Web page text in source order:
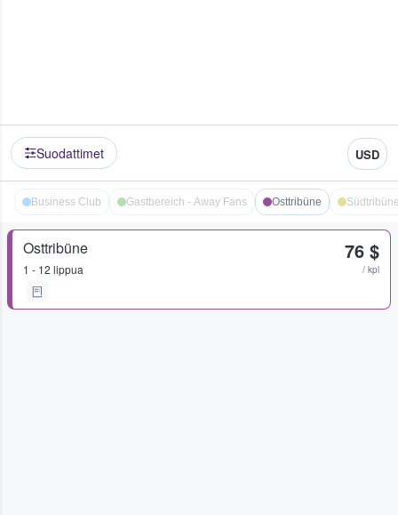
Suodattimet USD
Business Club Gastbereich - Away Fans Osttribüne
Osttribüne
1 - 12 lippua
76 $
/ kpl